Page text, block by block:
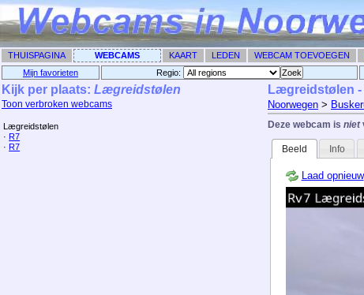
THUISPAGINA WEBCAMS KAART LEDEN WEBCAM TOEVOEGEN
Mijn favorieten Regio: